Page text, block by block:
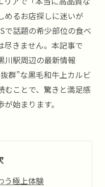
めるお店探しに迷いが
で話題の希少部位の食べ
尽きません。本記事で
川駅周辺の最新情報
群”な黒毛和牛上カルビ
むことで、驚きと満足感
始まります。
う極上体験